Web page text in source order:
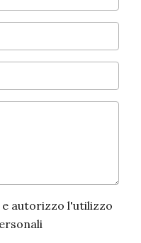
autorizzo l'utilizzo